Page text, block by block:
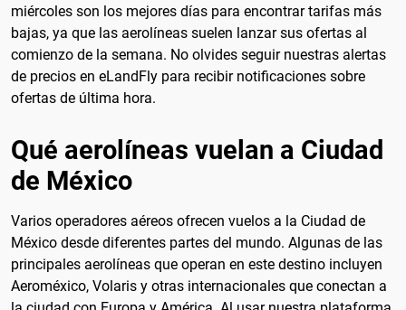
miércoles son los mejores días para encontrar tarifas más
bajas, ya que las aerolíneas suelen lanzar sus ofertas al
comienzo de la semana. No olvides seguir nuestras alertas
de precios en eLandFly para recibir notificaciones sobre
ofertas de última hora.
Qué aerolíneas vuelan a Ciudad
de México
Varios operadores aéreos ofrecen vuelos a la Ciudad de
México desde diferentes partes del mundo. Algunas de las
principales aerolíneas que operan en este destino incluyen
Aeroméxico, Volaris y otras internacionales que conectan a